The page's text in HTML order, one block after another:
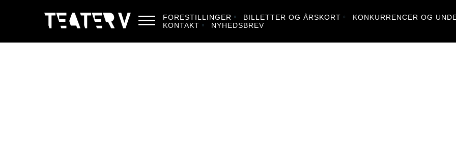
FORESTILLINGER BILLETTER OG ÅRSKORT KONKURRENCER OG
KONTAKT
NYHEDSBREV